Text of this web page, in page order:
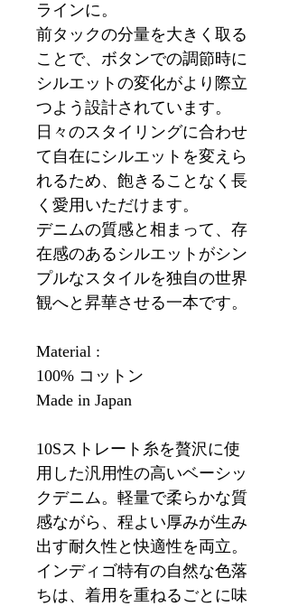
ラインに。
前タックの分量を大きく取る
ことで、ボタンでの調節時に
シルエットの変化がより際立
つよう設計されています。
日々のスタイリングに合わせ
て自在にシルエットを変えら
れるため、飽きることなく長
く愛用いただけます。
デニムの質感と相まって、存
在感のあるシルエットがシン
プルなスタイルを独自の世界
観へと昇華させる一本です。
Material :
100% コットン
Made in Japan
10Sストレート糸を贅沢に使
用した汎用性の高いベーシッ
クデニム。軽量で柔らかな質
感ながら、程よい厚みが生み
出す耐久性と快適性を両立。
インディゴ特有の自然な色落
ちは、着用を重ねるごとに味